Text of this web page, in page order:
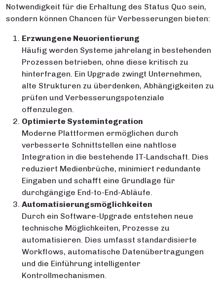
Notwendigkeit für die Erhaltung des Status Quo sein,
sondern können Chancen für Verbesserungen bieten:
Erzwungene Neuorientierung
Häufig werden Systeme jahrelang in bestehenden
Prozessen betrieben, ohne diese kritisch zu
hinterfragen. Ein Upgrade zwingt Unternehmen,
alte Strukturen zu überdenken, Abhängigkeiten zu
prüfen und Verbesserungspotenziale
offenzulegen.
Optimierte Systemintegration
Moderne Plattformen ermöglichen durch
verbesserte Schnittstellen eine nahtlose
Integration in die bestehende IT-Landschaft. Dies
reduziert Medienbrüche, minimiert redundante
Eingaben und schafft eine Grundlage für
durchgängige End-to-End-Abläufe.
Automatisierungsmöglichkeiten
Durch ein Software-Upgrade entstehen neue
technische Möglichkeiten, Prozesse zu
automatisieren. Dies umfasst standardisierte
Workflows, automatische Datenübertragungen
und die Einführung intelligenter
Kontrollmechanismen.